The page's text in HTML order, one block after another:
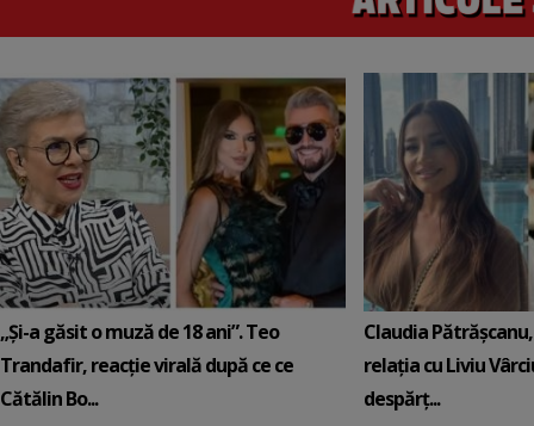
„Și-a găsit o muză de 18 ani”. Teo
Trandafir, reacție virală după ce ce
Cătălin Bo...
Claudia
relația cu Liviu
despărț...